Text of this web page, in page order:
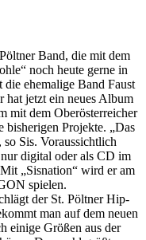
Band, die mit dem
noch heute gerne in
ehemalige Band Faust
hat jetzt ein neues Album
mit dem Oberösterreicher
bisherigen Projekte. „Das
Sis. Voraussichtlich
digital oder als CD im
„Sisnation“ wird er am
spielen.
der St. Pöltner Hip-
man auf dem neuen
einige Größen aus der